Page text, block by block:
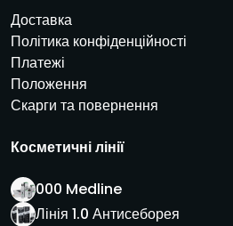
Доставка
Політика конфіденційності
Платежі
Положення
Скарги та повернення
Косметичні лінії
000 Medline
Лінія 1.0 Антисеборея